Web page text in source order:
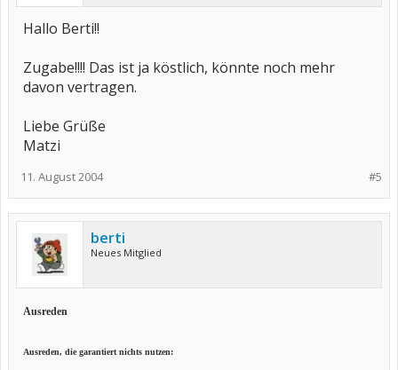
Hallo Berti!!
Zugabe!!!! Das ist ja köstlich, könnte noch mehr
davon vertragen.
Liebe Grüße
Matzi
#5
11. August 2004
berti
Neues Mitglied
Ausreden
Ausreden, die garantiert nichts nutzen: